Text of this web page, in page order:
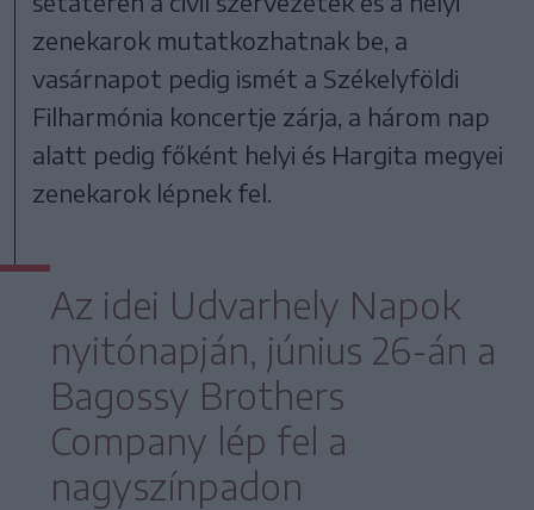
zenekarok mutatkozhatnak be, a
vasárnapot pedig ismét a Székelyföldi
Filharmónia koncertje zárja, a három nap
alatt pedig főként helyi és Hargita megyei
zenekarok lépnek fel.
Az idei Udvarhely Napok
nyitónapján, június 26-án a
Bagossy Brothers
Company lép fel a
nagyszínpadon